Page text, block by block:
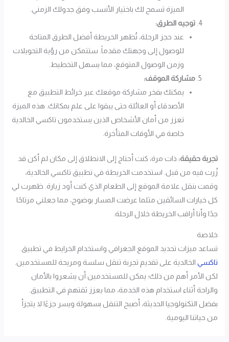
الميزة تسمح لك باختيار الأنسب وفق جدولك الزمني.
توجيه الطرق:
عند حجز الرحلة، تُظهر الخريطة أفضل الطرق المتاحة
للوصول إلى وجهتك مقدماً. ستتمكن من رؤية التحويلات
وزمن الوصول المتوقع، مما يسهل التخطيط.
مشاركة الموقف:
يمكنك بفخر مشاركة موقعك عبر خرائط التطبيق مع
الأصدقاء أو العائلة حتى يبقوا على علم بمكانك. هذه الميزة
تعزز من أمان الأشخاص الذين يستخدمون تاكسي الخالدية
خاصة في الأوقات المتأخرة.
تجربة حقيقة: ذات مرة، كنت أحتاج إلى الانطلاق إلى مكان لم أكن قد
زُرت فيه من قبل. استخدمت الخريطة في تطبيق تاكسي الخالدية،
وقمت بنقل علامة الموقع إلى الطعام الذي كنت أود زيارة. ظهرت لي
كل خيارات السائقين مثلما عرضت المسار بوضوح، مما جعلني مرتاحًا
جدًا وأنا أراقب الخريطة خلال الرحلة.
خلاصة
تساعد ميزات تحديد الموقع الجغرافي واستخدام الخرايط في تطبيق
تاكسي الخالدية على تقديم تجربة تنقل سلسة ومريحة للمستخدمين.
لكن الأمر أهم من ذلك؛ يمكن للمستخدمين أن يشعروا بالأمان
والراحة أثناء استخدام هذه الخدمة، مما يعزز ثقتهم في التطبيق.
بفضل التكنولوجيا الحديثة، أصبح التنقل بسهولة ويسر جزءًا لا يتجزأ
من حياتنا اليومية.